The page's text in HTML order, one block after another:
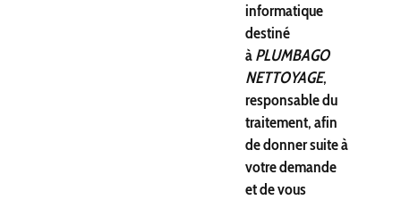
informatique
destiné
àPLUMBAGO
NETTOYAGE,
responsable du
traitement, afin
de donner suite à
votre demande
et de vous